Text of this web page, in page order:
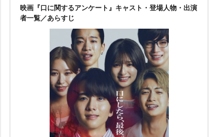
映画『口に関するアンケート』キャスト・登場人物・出演
者一覧／あらすじ